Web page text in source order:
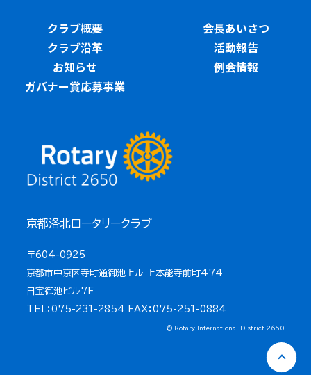
クラブ概要
会長あいさつ
クラブ沿革
活動報告
お知らせ
例会情報
ガバナー賞応募事業
京都洛北ロータリークラブ
〒604-0925
京都市中京区寺町通御池上ル 上本能寺前町474
日宝御池ビル7F
TEL：075-231-2854 FAX：075-251-0884
© Rotary International District 2650